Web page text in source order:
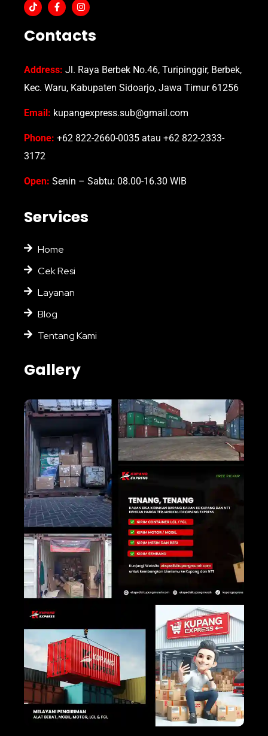
Contacts
Address: Jl. Raya Berbek No.46, Turipinggir, Berbek,
Kec. Waru, Kabupaten Sidoarjo, Jawa Timur 61256
Email: kupangexpress.sub@gmail.com
Phone: +62 822-2660-0035 atau +62 822-2333-
3172
Open: Senin – Sabtu: 08.00-16.30 WIB
Services
Home
Cek Resi
Layanan
Blog
Tentang Kami
Gallery